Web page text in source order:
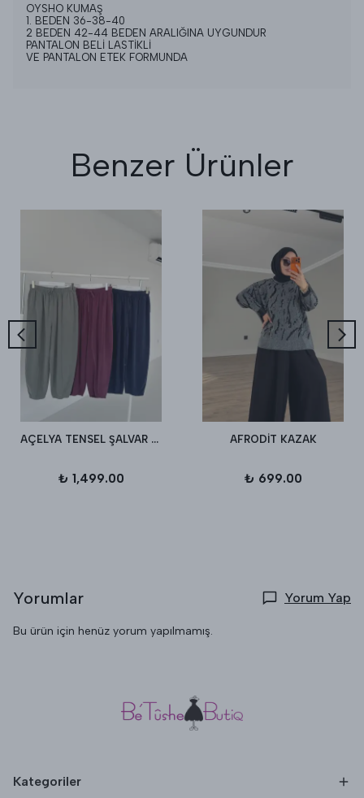
OYSHO KUMAŞ
1. BEDEN 36-38-40
2 BEDEN 42-44 BEDEN ARALIĞINA UYGUNDUR
PANTALON BELİ LASTİKLİ
VE PANTALON ETEK FORMUNDA
Benzer Ürünler
AÇELYA TENSEL ŞALVAR PANTALON
₺ 1,499.00
AFRODİT KAZAK
₺ 699.00
Yorumlar Yorum Yap
Bu ürün için henüz yorum yapılmamış.
Kategoriler